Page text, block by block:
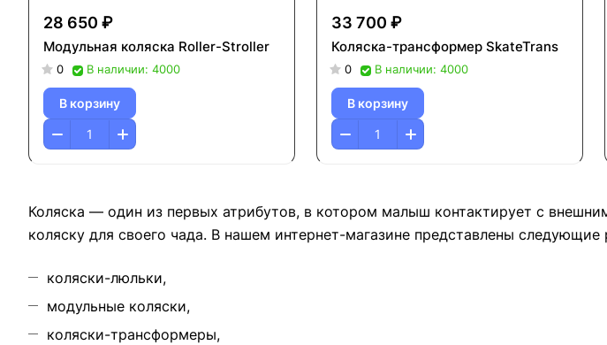
28 650 ₽
Модульная коляска Roller-Stroller
0 В наличии: 4000
В корзину
33 700 ₽
Коляска-трансформер SkateTrans
0 В наличии: 4000
В корзину
Коляска — один из первых атрибутов, в котором малыш контактирует с
коляску для своего чада. В нашем интернет-магазине представлены следующие
коляски-люльки,
модульные коляски,
коляски-трансформеры,